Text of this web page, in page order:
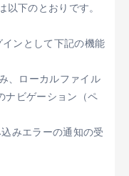
下のとおりです。
ンとして下記の機能
、ローカルファイル
ナビゲーション（ペ
みエラーの通知の受